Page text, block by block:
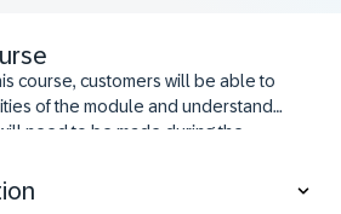
course, customers will be able to
of the module and understand
need to be made during the